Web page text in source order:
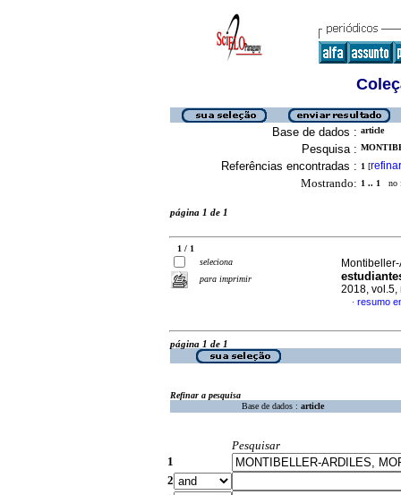
Base de dados : article
Pesquisa :
Referências encontradas : 1 [refinar
Mostrando: 1 .. 1 no
página 1 de 1
1 / 1
seleciona
para imprimir
2018, vol.5,
· resumo
página 1 de 1
Refinar a pesquisa
Base de dados : article
Pesquisar
1
2